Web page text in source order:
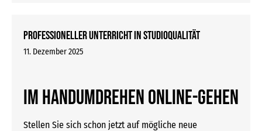
Professioneller Unterricht in Studioqualität
11. Dezember 2025
Im Handumdrehen Online-Gehen
Stellen Sie sich schon jetzt auf mögliche neue